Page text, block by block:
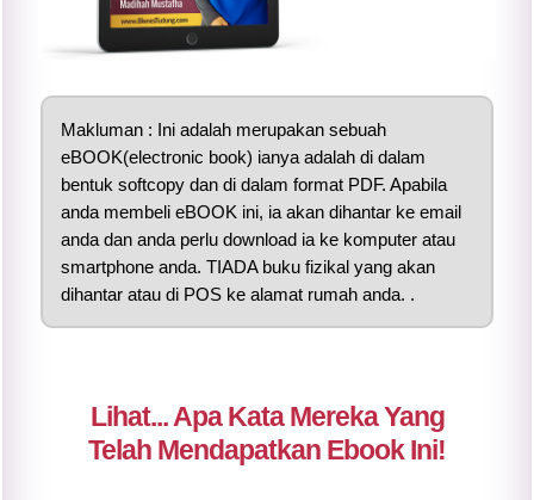
Makluman : Ini adalah merupakan sebuah
eBOOK(electronic book) ianya adalah di dalam
bentuk softcopy dan di dalam format PDF. Apabila
anda membeli eBOOK ini, ia akan dihantar ke email
anda dan anda perlu download ia ke komputer atau
smartphone anda. TIADA buku fizikal yang akan
dihantar atau di POS ke alamat rumah anda. .
Lihat... Apa Kata Mereka Yang
Telah Mendapatkan Ebook Ini!